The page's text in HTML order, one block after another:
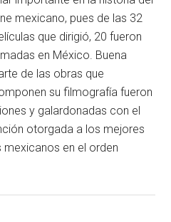
mexicano, pues de las 32
que dirigió, 20 fueron
en México. Buena
de las obras que
su filmografía fueron
y galardonadas con el
otorgada a los mejores
en el orden